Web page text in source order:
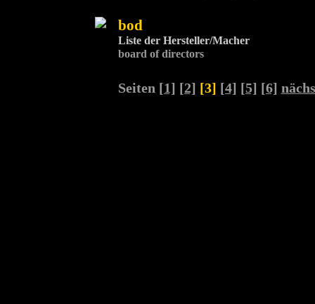
bod
Liste der Hersteller/Macher
board of directors
Seiten [1] [2] [3] [4] [5] [6]